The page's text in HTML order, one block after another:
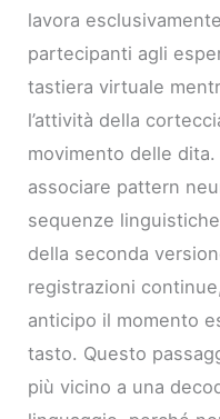
lavora
partecipanti agli
tastiera virtuale
l’attività della
movimento delle
associare pattern
sequenze
della seconda
registrazioni
anticipo il momento
tasto. Questo
più vicino a una